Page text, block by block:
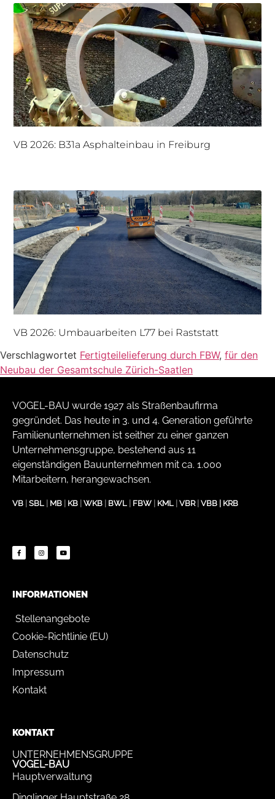
VB 2026: B31a Asphalteinbau in Freiburg
VB 2026: Umbauarbeiten L77 bei Raststatt
Verschlagwortet Fertigteilelieferung durch FBW, für den
Neubau der Gesamtschule Zürich-Saatlen
VOGEL-BAU wurde 1927 als Straßenbaufirma
gegründet. Das heute in 3. und 4. Generation geführte
Familienunternehmen ist seither zu einer ganzen
Unternehmensgruppe, bestehend aus 11
eigenständigen Bauunternehmen mit ca. 1.000
Mitarbeitern, herangewachsen.
VB SBL MB KB WKB BWL FBW KML VBR| VBB KRB
INFORMATIONEN
Stellenangebote
Cookie-Richtlinie (EU)
Datenschutz
Impressum
Kontakt
KONTAKT
UNTERNEHMENSGRUPPE
VOGEL-BAU
Hauptverwaltung